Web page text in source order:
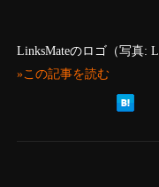
LinksMateのロゴ（写真:
»この記事を読む